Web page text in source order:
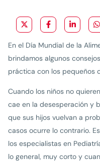
En el Día Mundial de la
brindamos algunos
práctica con los pequeños
Cuando los niños no
cae en la desesperación y
que sus hijos vuelvan a
casos ocurre lo contrario.
los especialistas en
lo general, muy corto y